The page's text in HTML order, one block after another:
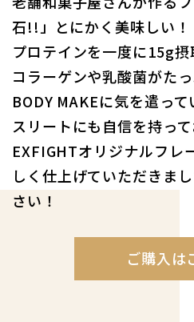
⽯!!」とにかく美味しい！
プロテインを⼀度に15g摂
コラーゲンや乳酸菌がた
BODY MAKEに気を遣っ
スリートにも⾃信を持って
EXFIGHTオリジナルフレ
しく仕上げていただきま
さい！
ご購入は